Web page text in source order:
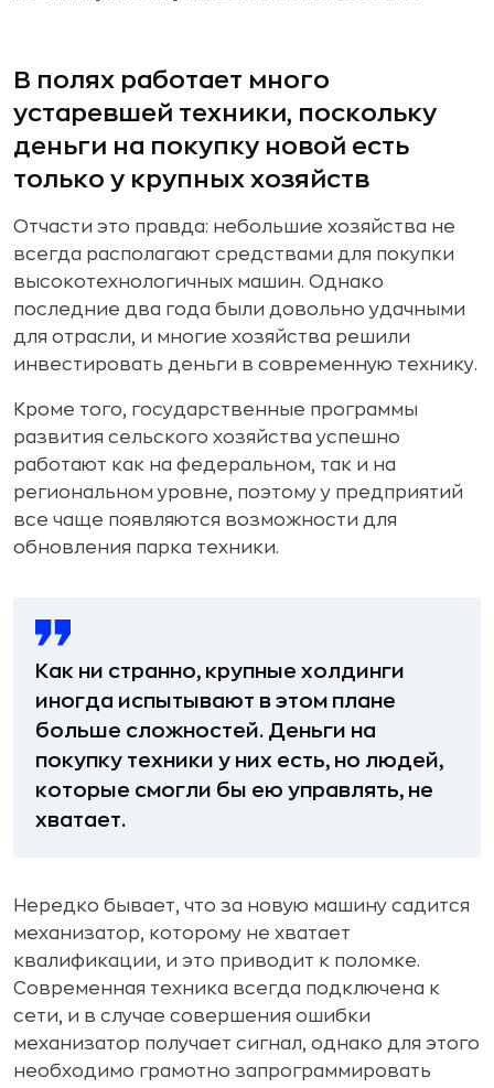
В полях работает много
устаревшей техники, поскольку
деньги на покупку новой есть
только у крупных хозяйств
Отчасти это правда: небольшие хозяйства не
всегда располагают средствами для покупки
высокотехнологичных машин. Однако
последние два года были довольно удачными
для отрасли, и многие хозяйства решили
инвестировать деньги в современную технику.
Кроме того, государственные программы
развития сельского хозяйства успешно
работают как на федеральном, так и на
региональном уровне, поэтому у предприятий
все чаще появляются возможности для
обновления парка техники.
Как ни странно, крупные холдинги
иногда испытывают в этом плане
больше сложностей. Деньги на
покупку техники у них есть, но людей,
которые смогли бы ею управлять, не
хватает.
Нередко бывает, что за новую машину садится
механизатор, которому не хватает
квалификации, и это приводит к поломке.
Современная техника всегда подключена к
сети, и в случае совершения ошибки
механизатор получает сигнал, однако для этого
необходимо грамотно запрограммировать